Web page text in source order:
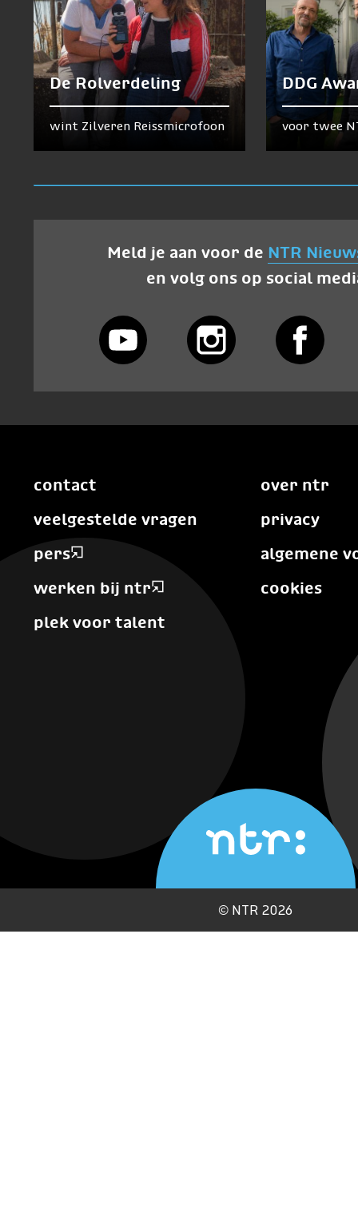
De Rolverdeling
wint Zilveren Reissmicrofoon
DDG
voor twee
Meld je aan voor de NTR
en volg ons op social
contact
veelgestelde vragen
pers
werken bij ntr
plek voor talent
over ntr
privacy
algemene
cookies
© NTR 2026